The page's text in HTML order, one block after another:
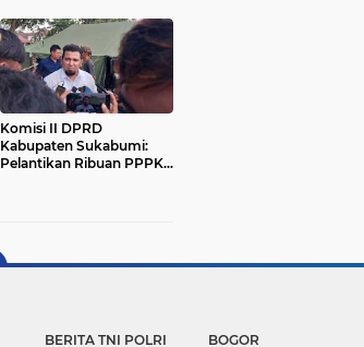
Komisi II DPRD
Kabupaten Sukabumi:
Pelantikan Ribuan PPPK
BERITA TNI POLRI BOGOR